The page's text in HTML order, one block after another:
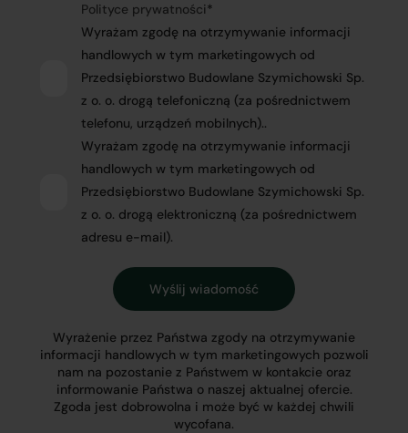
Polityce prywatności*
Wyrażam zgodę na otrzymywanie informacji
handlowych w tym marketingowych od
Przedsiębiorstwo Budowlane Szymichowski Sp.
z o. o. drogą telefoniczną (za pośrednictwem
telefonu, urządzeń mobilnych)..
Wyrażam zgodę na otrzymywanie informacji
handlowych w tym marketingowych od
Przedsiębiorstwo Budowlane Szymichowski Sp.
z o. o. drogą elektroniczną (za pośrednictwem
adresu e-mail).
Wyrażenie przez Państwa zgody na otrzymywanie
informacji handlowych w tym marketingowych pozwoli
nam na pozostanie z Państwem w kontakcie oraz
informowanie Państwa o naszej aktualnej ofercie.
Zgoda jest dobrowolna i może być w każdej chwili
wycofana.